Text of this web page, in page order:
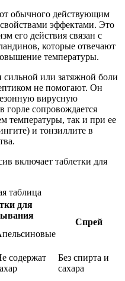
обычного действующим
эффектами. Это
действия связан с
которые отвечают
температуры.
или затяжной боли
не помогают. Он
вирусную
сопровождается
температуры, так и при ее
и тонзиллите в
включает таблетки для
таблица
для
Спрей
содержат
Без спирта и
сахара